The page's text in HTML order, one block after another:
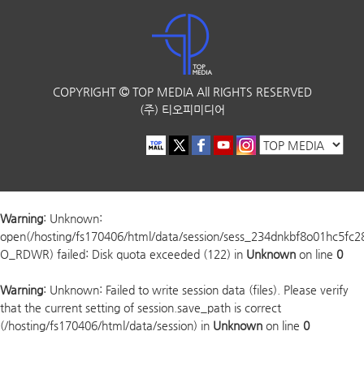
COPYRIGHT TOP MEDIA All RIGHTS RESERVED
(주) 티오피미디어
Warning: Unknown:
open(/hosting/fs170406/html/data/session/
O_RDWR) failed: Disk quota exceeded (122) in Unknown on line 0
Warning: Unknown: Failed to write session data (files). Please verify
that the current setting of session.save_path is correct
(/hosting/fs170406/html/data/session) in Unknown on line 0